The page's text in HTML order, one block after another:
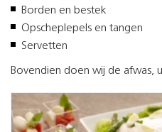
Borden en bestek
Opscheplepels en tangen
Servetten
Bovendien doen wij de afwas,